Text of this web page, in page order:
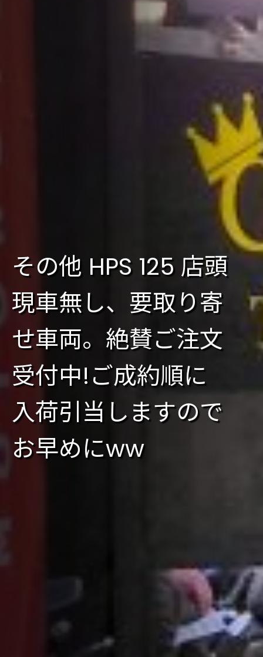
その他 HPS 125 店頭
現車無し、要取り寄
せ車両。絶賛ご注文
受付中!ご成約順に
入荷引当しますので
お早めにww